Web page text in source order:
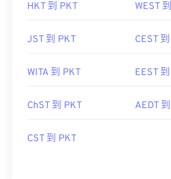
HKT 到 PKT WEST
JST 到 PKT CEST
WITA 到 PKT EEST
ChST 到 PKT AEDT
CST 到 PKT